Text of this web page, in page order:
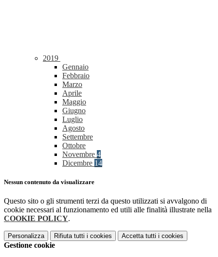
2019
Gennaio
Febbraio
Marzo
Aprile
Maggio
Giugno
Luglio
Agosto
Settembre
Ottobre
Novembre 4
Dicembre 14
Nessun contenuto da visualizzare
Questo sito o gli strumenti terzi da questo utilizzati si avvalgono di
cookie necessari al funzionamento ed utili alle finalità illustrate nella
COOKIE POLICY.
Personalizza Rifiuta tutti i cookies Accetta tutti i cookies
Gestione cookie